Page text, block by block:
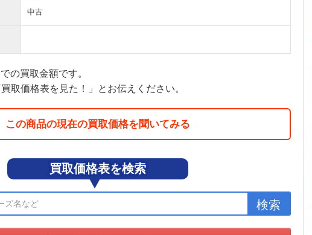
中古
の買取金額です。
取価格表を見た！」とお伝えください。
この商品の現在の買取価格を聞いてみる
買取価格表を検索